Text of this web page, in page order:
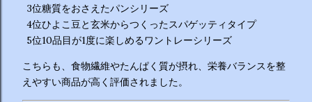
3位糖質をおさえたパンシリーズ
4位ひよこ豆と玄米からつくったスパゲッティタイプ
5位10品目が1度に楽しめるワントレーシリーズ
こちらも、食物繊維やたんぱく質が摂れ、栄養バランスを整
えやすい商品が高く評価されました。